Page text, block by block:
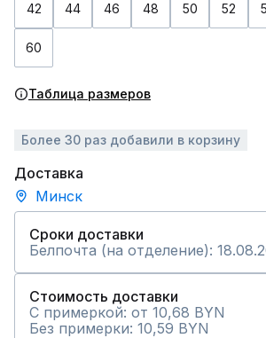
42 44 46 48 50 52
60
Таблица размеров
Более 30 раз добавили в корзину
Доставка
Минск
Сроки доставки
Белпочта (на отделение):
Стоимость доставки
С примеркой: от 10,68 BYN
Без примерки: 10,59 BYN